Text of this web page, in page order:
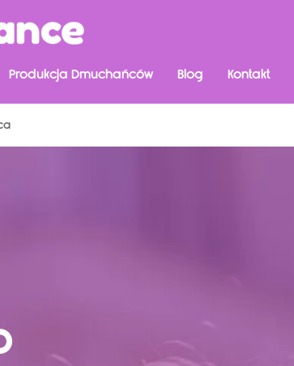
Produkcja Dmuchańców Blog Kontakt